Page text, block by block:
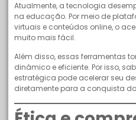
Atualmente, a tecnologia
na educação. Por meio de
virtuais e conteúdos online, o
muito mais fácil.
Além disso, essas ferramentas
dinâmico e eficiente. Por isso,
estratégica pode acelerar seu
diretamente para a conquista